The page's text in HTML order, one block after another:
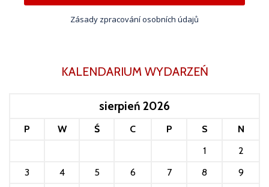
Zásady zpracování osobních údajů
KALENDARIUM WYDARZEŃ
sierpień 2026
P W Ś C P S
N
1
2
3
4 5 6 7 8
9